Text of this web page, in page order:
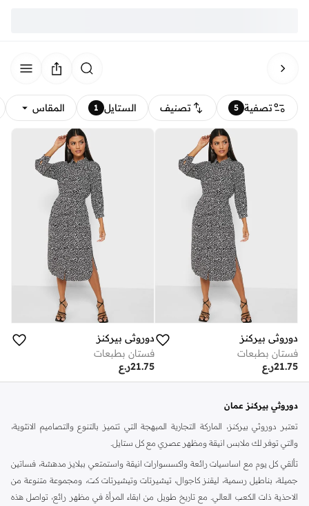
تصفية 5 تصنيف الستايل 1 المقاس
دوروثي بيركنز
فستان بطبعات
ر.ع21.75
دوروثي بيركنز
فستان بطبعات
ر.ع21.75
دوروثي بيركنز عمان
تعتبر دوروثي بيركنز، الماركة التجارية المبهجة التي تتميز بالتنوع والتصاميم الانثوية،
والتي توفر لك ملابس انيقة ومظهر عصري مع كل ستايل.
تألقي كل يوم مع اساسيات رائعة واكسسوارات انيقة واستمتعي ببلايز مدهشة، فساتين
جميلة، بناطيل رسمية، ليقنز كاجوال، تيشيرتات وتيشيرتات كت، ومجموعة متنوعة من
الاحذية ذات الكعب العالي. مع تاريخ طويل من ابقاء المرأة في مظهر رائع، تواصل هذه